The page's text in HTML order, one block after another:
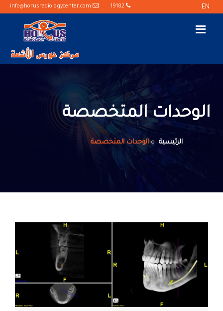
EN
19182
info@horusradiologycenter.com
الوحدات المتخصصة
الرئيسية الوحدات المتخصصة